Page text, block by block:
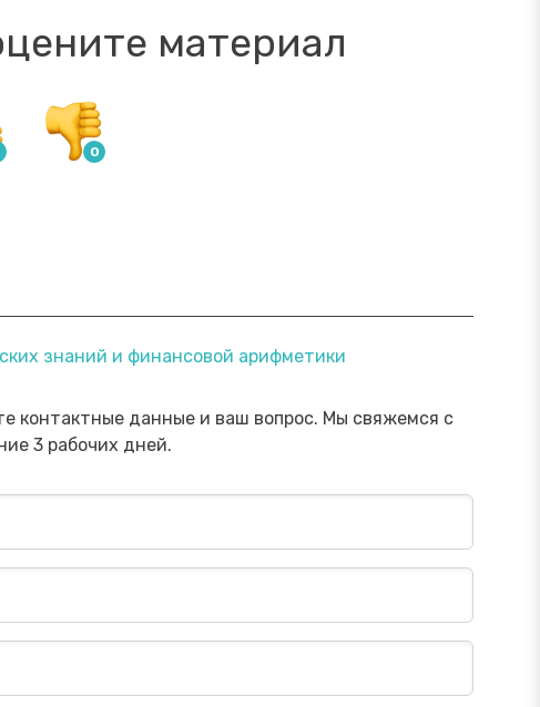
материал
знаний и финансовой арифметики
контактные данные и ваш вопрос. Мы свяжемся с
3 рабочих дней.
которые помогут обезопасить
Посмотреть→